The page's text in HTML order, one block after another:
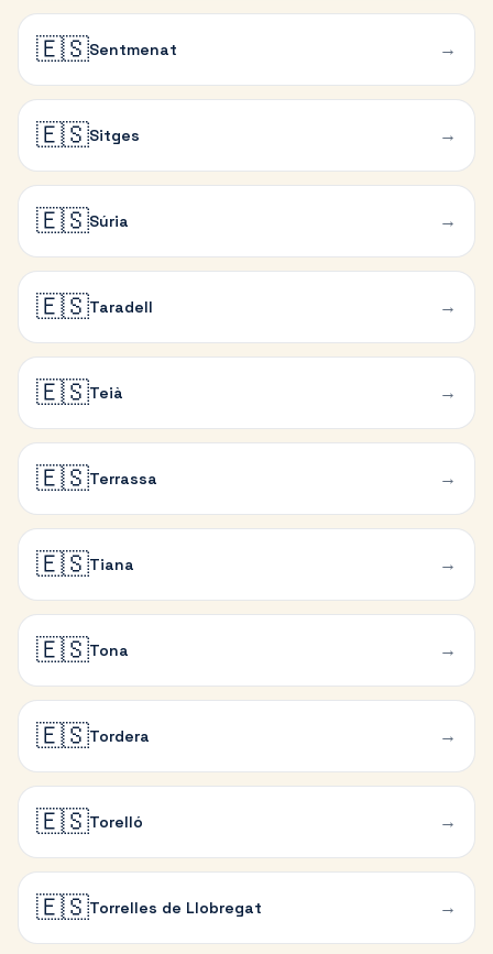
🇪🇸Sentmenat →
🇪🇸Sitges →
🇪🇸Súria →
🇪🇸Taradell →
🇪🇸Teià →
🇪🇸Terrassa →
🇪🇸Tiana →
🇪🇸Tona →
🇪🇸Tordera →
🇪🇸Torelló →
🇪🇸Torrelles de Llobregat →